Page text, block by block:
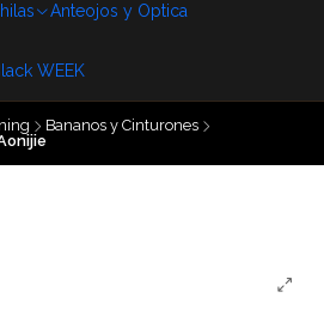
Anteojos y Optica
WEEK
Bananos y Cinturones